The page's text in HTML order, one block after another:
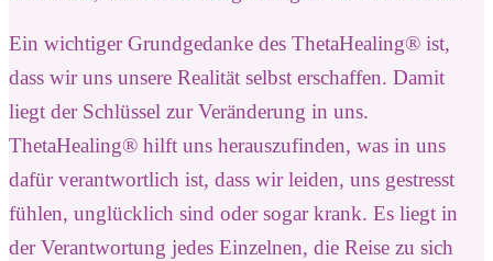
Ein wichtiger Grundgedanke des ThetaHealing® ist,
dass wir uns unsere Realität selbst erschaffen. Damit
liegt der Schlüssel zur Veränderung in uns.
ThetaHealing® hilft uns herauszufinden, was in uns
dafür verantwortlich ist, dass wir leiden, uns gestresst
fühlen, unglücklich sind oder sogar krank. Es liegt in
der Verantwortung jedes Einzelnen, die Reise zu sich